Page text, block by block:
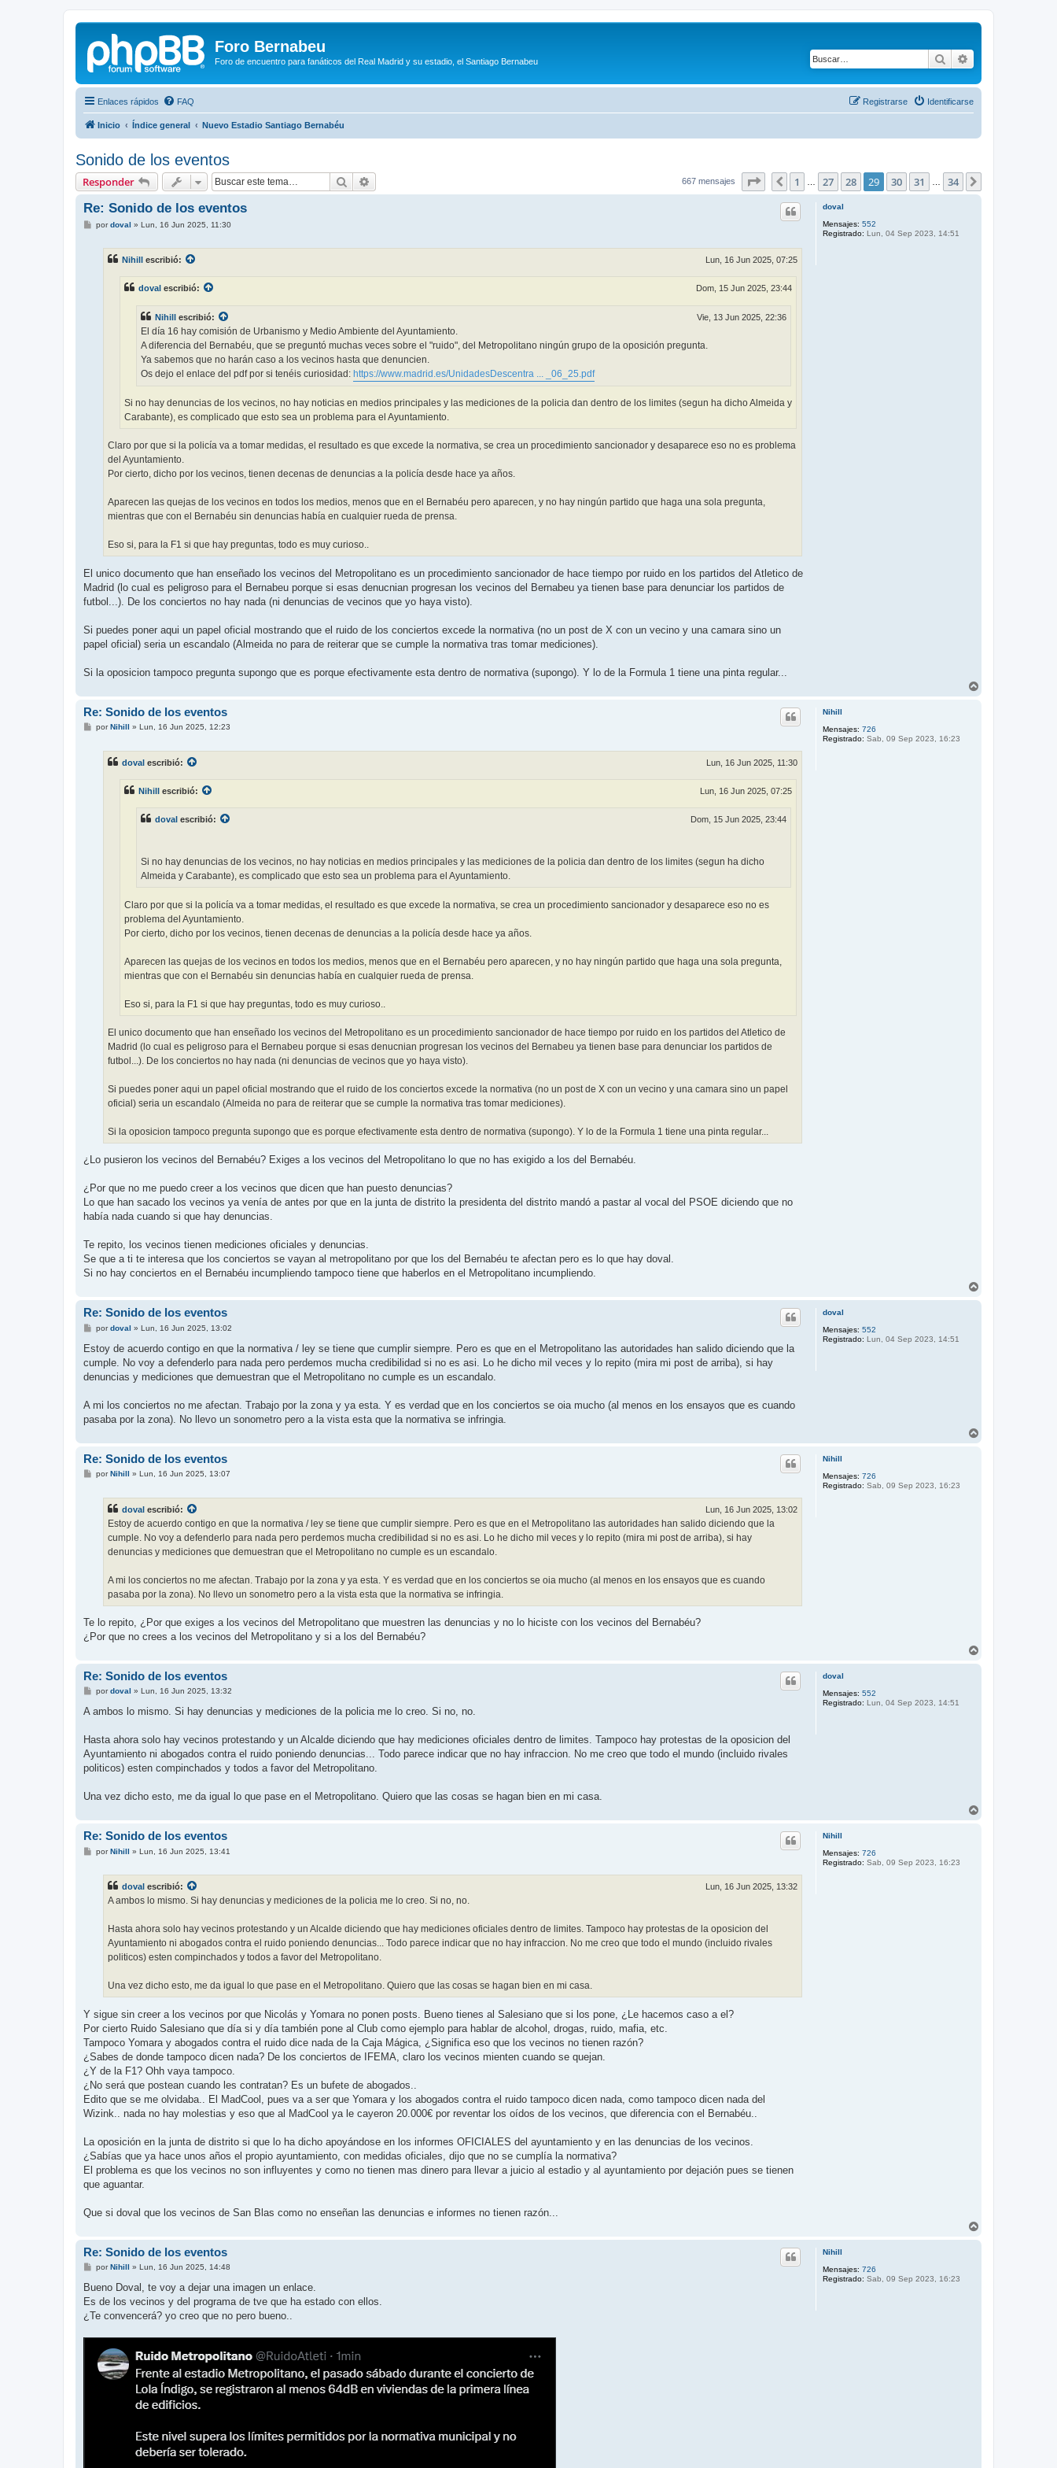
Foro Bernabeu
Foro de encuentro para fanáticos del Real Madrid y su estadio, el Santiago Bernabeu Buscar
Enlaces rápidos FAQ Identificarse
Registrarse
Inicio Índice general Nuevo Estadio Santiago Bernabéu
Sonido de los eventos
Responder Buscar 667 mensajes Página29 de34
Anterior
1 27 28 29 30 31 34
doval
Mensajes: 552
Registrado: Lun, 04 Sep 2023, 14:51
Re: Sonido de los eventos
Mpordoval » Lun, 16 Jun 2025, 11:30
Nihill escribió: Lun, 16 Jun 2025, 07:25
doval escribió: Dom, 15 Jun 2025, 23:44
Nihill escribió: Vie, 13 Jun 2025, 22:36
El día 16 hay comisión de Urbanismo y Medio Ambiente del Ayuntamiento.
A diferencia del Bernabéu, que se preguntó muchas veces sobre el "ruido", del Metropolitano ningún grupo de la oposición pregunta.
Ya sabemos que no harán caso a los vecinos hasta que denuncien.
Os dejo el enlace del pdf por si tenéis curiosidad: https://www.madrid.es/UnidadesDescentra ... _06_25.pdf
Si no hay denuncias de los vecinos, no hay noticias en medios principales y las mediciones de la policia dan dentro de los limites (segun ha dicho Almeida y
Carabante), es complicado que esto sea un problema para el Ayuntamiento.
Claro por que si la policía va a tomar medidas, el resultado es que excede la normativa, se crea un procedimiento sancionador y desaparece eso no es problema
del Ayuntamiento.
Por cierto, dicho por los vecinos, tienen decenas de denuncias a la policía desde hace ya años.
Aparecen las quejas de los vecinos en todos los medios, menos que en el Bernabéu pero aparecen, y no hay ningún partido que haga una sola pregunta,
mientras que con el Bernabéu sin denuncias había en cualquier rueda de prensa.
Eso si, para la F1 si que hay preguntas, todo es muy curioso..
El unico documento que han enseñado los vecinos del Metropolitano es un procedimiento sancionador de hace tiempo por ruido en los partidos del Atletico de
Madrid (lo cual es peligroso para el Bernabeu porque si esas denucnian progresan los vecinos del Bernabeu ya tienen base para denunciar los partidos de
futbol...). De los conciertos no hay nada (ni denuncias de vecinos que yo haya visto).
Si puedes poner aqui un papel oficial mostrando que el ruido de los conciertos excede la normativa (no un post de X con un vecino y una camara sino un
papel oficial) seria un escandalo (Almeida no para de reiterar que se cumple la normativa tras tomar mediciones).
Si la oposicion tampoco pregunta supongo que es porque efectivamente esta dentro de normativa (supongo). Y lo de la Formula 1 tiene una pinta regular...
Nihill
Mensajes: 726
Registrado: Sab, 09 Sep 2023, 16:23
Re: Sonido de los eventos
MporNihill » Lun, 16 Jun 2025, 12:23
doval escribió: Lun, 16 Jun 2025, 11:30
Nihill escribió: Lun, 16 Jun 2025, 07:25
doval escribió: Dom, 15 Jun 2025, 23:44
Si no hay denuncias de los vecinos, no hay noticias en medios principales y las mediciones de la policia dan dentro de los limites (segun ha dicho
Almeida y Carabante), es complicado que esto sea un problema para el Ayuntamiento.
Claro por que si la policía va a tomar medidas, el resultado es que excede la normativa, se crea un procedimiento sancionador y desaparece eso no es
problema del Ayuntamiento.
Por cierto, dicho por los vecinos, tienen decenas de denuncias a la policía desde hace ya años.
Aparecen las quejas de los vecinos en todos los medios, menos que en el Bernabéu pero aparecen, y no hay ningún partido que haga una sola pregunta,
mientras que con el Bernabéu sin denuncias había en cualquier rueda de prensa.
Eso si, para la F1 si que hay preguntas, todo es muy curioso..
El unico documento que han enseñado los vecinos del Metropolitano es un procedimiento sancionador de hace tiempo por ruido en los partidos del Atletico de
Madrid (lo cual es peligroso para el Bernabeu porque si esas denucnian progresan los vecinos del Bernabeu ya tienen base para denunciar los partidos de
futbol...). De los conciertos no hay nada (ni denuncias de vecinos que yo haya visto).
Si puedes poner aqui un papel oficial mostrando que el ruido de los conciertos excede la normativa (no un post de X con un vecino y una camara sino un papel
oficial) seria un escandalo (Almeida no para de reiterar que se cumple la normativa tras tomar mediciones).
Si la oposicion tampoco pregunta supongo que es porque efectivamente esta dentro de normativa (supongo). Y lo de la Formula 1 tiene una pinta regular...
¿Lo pusieron los vecinos del Bernabéu? Exiges a los vecinos del Metropolitano lo que no has exigido a los del Bernabéu.
¿Por que no me puedo creer a los vecinos que dicen que han puesto denuncias?
Lo que han sacado los vecinos ya venía de antes por que en la junta de distrito la presidenta del distrito mandó a pastar al vocal del PSOE diciendo que no
había nada cuando si que hay denuncias.
Te repito, los vecinos tienen mediciones oficiales y denuncias.
Se que a ti te interesa que los conciertos se vayan al metropolitano por que los del Bernabéu te afectan pero es lo que hay doval.
Si no hay conciertos en el Bernabéu incumpliendo tampoco tiene que haberlos en el Metropolitano incumpliendo.
doval
Mensajes: 552
Registrado: Lun, 04 Sep 2023, 14:51
Re: Sonido de los eventos
M
n
a
j
pordoval » Lun, 16 Jun 2025, 13:02
Estoy de acuerdo contigo en que la normativa / ley se tiene que cumplir siempre. Pero es que en el Metropolitano las autoridades han salido diciendo que la
cumple. No voy a defenderlo para nada pero perdemos mucha credibilidad si no es asi. Lo he dicho mil veces y lo repito (mira mi post de arriba), si hay
denuncias y mediciones que demuestran que el Metropolitano no cumple es un escandalo.
A mi los conciertos no me afectan. Trabajo por la zona y ya esta. Y es verdad que en los conciertos se oia mucho (al menos en los ensayos que es cuando
pasaba por la zona). No llevo un sonometro pero a la vista esta que la normativa se infringia.
Nihill
Mensajes: 726
Registrado: Sab, 09 Sep 2023, 16:23
Re: Sonido de los eventos
MporNihill » Lun, 16 Jun 2025, 13:07
doval escribió: Lun, 16 Jun 2025, 13:02
Estoy de acuerdo contigo en que la normativa / ley se tiene que cumplir siempre. Pero es que en el Metropolitano las autoridades han salido diciendo que la
cumple. No voy a defenderlo para nada pero perdemos mucha credibilidad si no es asi. Lo he dicho mil veces y lo repito (mira mi post de arriba), si hay
denuncias y mediciones que demuestran que el Metropolitano no cumple es un escandalo.
A mi los conciertos no me afectan. Trabajo por la zona y ya esta. Y es verdad que en los conciertos se oia mucho (al menos en los ensayos que es cuando
pasaba por la zona). No llevo un sonometro pero a la vista esta que la normativa se infringia.
Te lo repito, ¿Por que exiges a los vecinos del Metropolitano que muestren las denuncias y no lo hiciste con los vecinos del Bernabéu?
¿Por que no crees a los vecinos del Metropolitano y si a los del Bernabéu?
doval
Mensajes: 552
Registrado: Lun, 04 Sep 2023, 14:51
Re: Sonido de los eventos
M
n
j
pordoval » Lun, 16 Jun 2025, 13:32
A ambos lo mismo. Si hay denuncias y mediciones de la policia me lo creo. Si no, no.
Hasta ahora solo hay vecinos protestando y un Alcalde diciendo que hay mediciones oficiales dentro de limites. Tampoco hay protestas de la oposicion del
Ayuntamiento ni abogados contra el ruido poniendo denuncias... Todo parece indicar que no hay infraccion. No me creo que todo el mundo (incluido rivales
politicos) esten compinchados y todos a favor del Metropolitano.
Una vez dicho esto, me da igual lo que pase en el Metropolitano. Quiero que las cosas se hagan bien en mi casa.
Nihill
Mensajes: 726
Registrado: Sab, 09 Sep 2023, 16:23
Re: Sonido de los eventos
MporNihill » Lun, 16 Jun 2025, 13:41
doval escribió: Lun, 16 Jun 2025, 13:32
A ambos lo mismo. Si hay denuncias y mediciones de la policia me lo creo. Si no, no.
Hasta ahora solo hay vecinos protestando y un Alcalde diciendo que hay mediciones oficiales dentro de limites. Tampoco hay protestas de la oposicion del
Ayuntamiento ni abogados contra el ruido poniendo denuncias... Todo parece indicar que no hay infraccion. No me creo que todo el mundo (incluido rivales
politicos) esten compinchados y todos a favor del Metropolitano.
Una vez dicho esto, me da igual lo que pase en el Metropolitano. Quiero que las cosas se hagan bien en mi casa.
Y sigue sin creer a los vecinos por que Nicolás y Yomara no ponen posts. Bueno tienes al Salesiano que si los pone, ¿Le hacemos caso a el?
Por cierto Ruido Salesiano que día si y día también pone al Club como ejemplo para hablar de alcohol, drogas, ruido, mafia, etc.
Tampoco Yomara y abogados contra el ruido dice nada de la Caja Mágica, ¿Significa eso que los vecinos no tienen razón?
¿Sabes de donde tampoco dicen nada? De los conciertos de IFEMA, claro los vecinos mienten cuando se quejan.
¿Y de la F1? Ohh vaya tampoco.
¿No será que postean cuando les contratan? Es un bufete de abogados..
Edito que se me olvidaba.. El MadCool, pues va a ser que Yomara y los abogados contra el ruido tampoco dicen nada, como tampoco dicen nada del
Wizink.. nada no hay molestias y eso que al MadCool ya le cayeron 20.000€ por reventar los oídos de los vecinos, que diferencia con el Bernabéu..
La oposición en la junta de distrito si que lo ha dicho apoyándose en los informes OFICIALES del ayuntamiento y en las denuncias de los vecinos.
¿Sabías que ya hace unos años el propio ayuntamiento, con medidas oficiales, dijo que no se cumplía la normativa?
El problema es que los vecinos no son influyentes y como no tienen mas dinero para llevar a juicio al estadio y al ayuntamiento por dejación pues se tienen
que aguantar.
Que si doval que los vecinos de San Blas como no enseñan las denuncias e informes no tienen razón...
Nihill
Mensajes: 726
Registrado: Sab, 09 Sep 2023, 16:23
Re: Sonido de los eventos
M
n
a
j
porNihill » Lun, 16 Jun 2025, 14:48
Bueno Doval, te voy a dejar una imagen un enlace.
Es de los vecinos y del programa de tve que ha estado con ellos.
¿Te convencerá? yo creo que no pero bueno..